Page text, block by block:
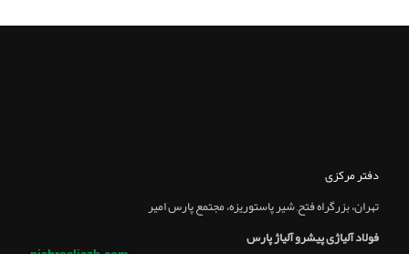
دفتر مرکزی
تهران، بزرگراه فتح, شير پاستوريزه، مجتمع پارس امير
فولاد آلیاژی پیشرو آلیاژ پارس